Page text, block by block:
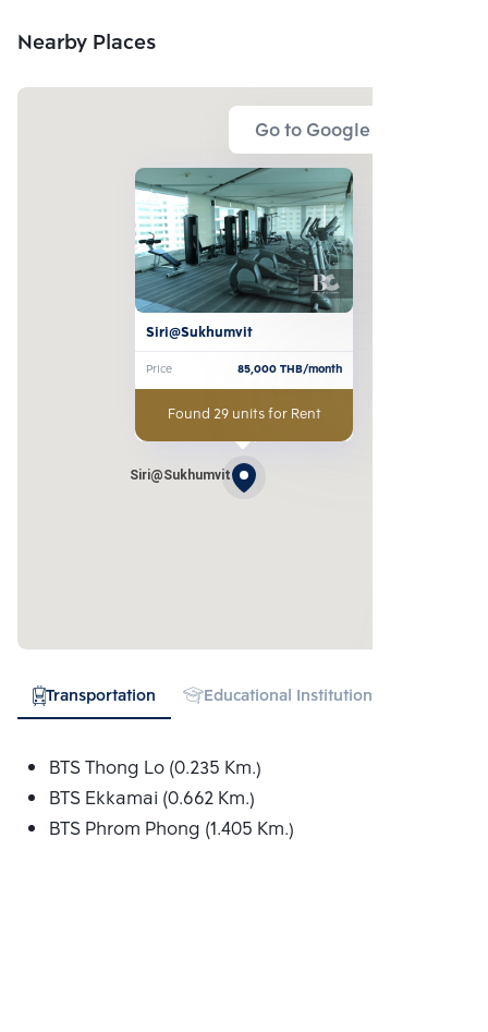
Nearby Places
Go to Google Map
Siri@Sukhumvit
Siri@Sukhumvit
Price 85,000THB/month
Found 29 units for Rent
Transportation Educational Institution
BTS Thong Lo (0.235 Km.)
BTS Ekkamai (0.662 Km.)
BTS Phrom Phong (1.405 Km.)